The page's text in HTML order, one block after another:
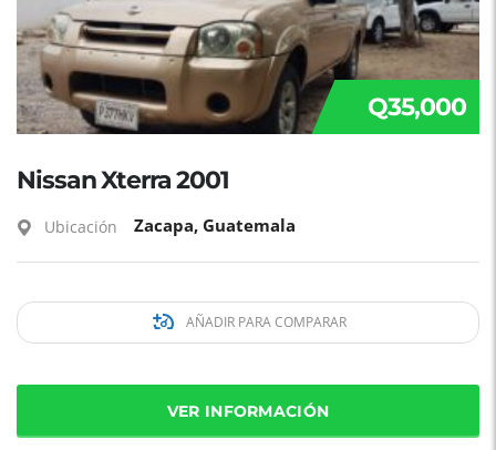
Q35,000
Nissan Xterra 2001
Ubicación Zacapa, Guatemala
AÑADIR PARA COMPARAR
VER INFORMACIÓN